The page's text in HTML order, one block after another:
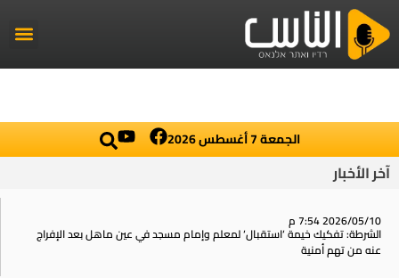
الجمعة 7 أغسطس 2026
آخر الأخبار
2026/05/10 7:54 م
الشرطة: تفكيك خيمة ‘استقبال‘ لمعلم وإمام مسجد في عين ماهل بعد الإفراج
عنه من تهم أمنية